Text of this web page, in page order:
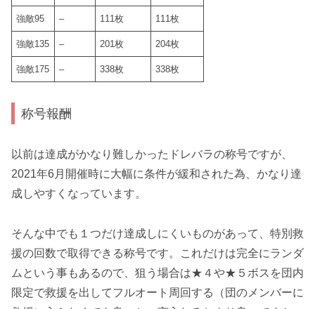
強敵95 – 111枚 111枚
強敵135 – 201枚 204枚
強敵175 – 338枚 338枚
称号報酬
以前は達成がかなり難しかったドレバラの称号ですが、
2021年6月開催時に大幅に条件が緩和された為、かなり達
成しやすくなっています。
そんな中でも１つだけ達成しにくいものがあって、 特別救
援の回数で取得できる称号です。これだけは完全にランダ
ムという事もあるので、狙う場合は★４や★５ボスを団内
限定で救援を出してフルオート周回する（団のメンバーに